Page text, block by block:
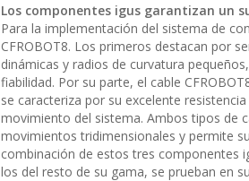
Los componentes igus garantizan un
Para la implementación del sistema de
CFROBOT8. Los primeros destacan por
dinámicas y radios de curvatura
fiabilidad. Por su parte, el cable
se caracteriza por su excelente
movimiento del sistema. Ambos tipos de
movimientos tridimensionales y permite
combinación de estos tres componentes
los del resto de su gama, se prueban en